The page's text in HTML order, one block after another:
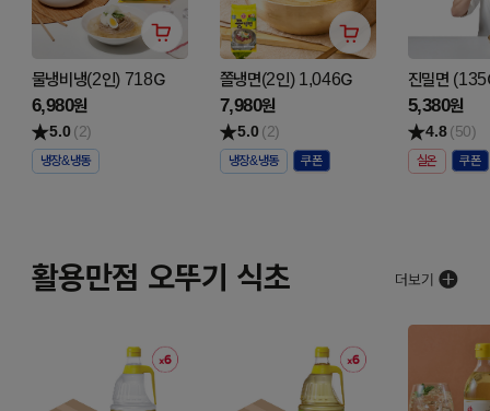
물냉비냉(2인) 718G
6,980원
5.0 (2)
냉장&냉동
쫄냉면(2인) 1,046G
7,980원
5.0 (2)
냉장&냉동
진밀면
5,380원
4.8 (50)
실온
활용만점 오뚜기 식초